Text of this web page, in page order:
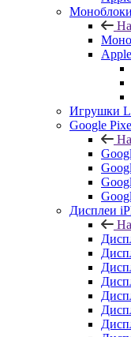
Моноблоки
Игрушки
Google
Дисплеи